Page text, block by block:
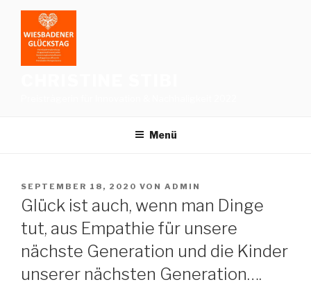
springen
Menü
VERÖFFENTLICHT
AM
SEPTEMBER 18, 2020 VON ADMIN
Glück ist auch, wenn man Dinge
tut, aus Empathie für unsere
nächste Generation und die Kinder
unserer nächsten Generation….